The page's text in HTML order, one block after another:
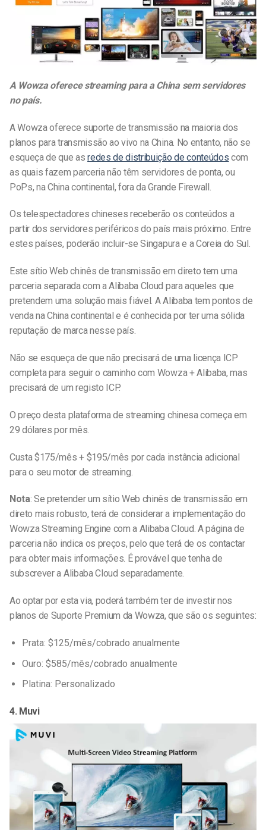
A Wowza oferece streaming para a China sem servidores
no país.
A Wowza oferece suporte de transmissão na maioria dos
planos para transmissão ao vivo na China. No entanto, não se
esqueça de que asredes de distribuição de conteúdos com
as quais fazem parceria não têm servidores de ponta, ou
PoPs, na China continental, fora da Grande Firewall.
Os telespectadores chineses receberão os conteúdos a
partir dos servidores periféricos do país mais próximo. Entre
estes países, poderão incluir-se Singapura e a Coreia do Sul.
Este sítio Web chinês de transmissão em direto tem uma
parceria separada com a Alibaba Cloud para aqueles que
pretendem uma solução mais fiável. A Alibaba tem pontos de
venda na China continental e é conhecida por ter uma sólida
reputação de marca nesse país.
Não se esqueça de que não precisará de uma licença ICP
completa para seguir o caminho com Wowza + Alibaba, mas
precisará de um registo ICP.
O preço desta plataforma de streaming chinesa começa em
29 dólares por mês.
Custa $175/mês + $195/mês por cada instância adicional
para o seu motor de streaming.
Nota: Se pretender um sítio Web chinês de transmissão em
direto mais robusto, terá de considerar a implementação do
Wowza Streaming Engine com a Alibaba Cloud. A página de
parceria não indica os preços, pelo que terá de os contactar
para obter mais informações. É provável que tenha de
subscrever a Alibaba Cloud separadamente.
Ao optar por esta via, poderá também ter de investir nos
planos de Suporte Premium da Wowza, que são os seguintes:
Prata: $125/mês/cobrado anualmente
Ouro: $585/mês/cobrado anualmente
Platina: Personalizado
4. Muvi